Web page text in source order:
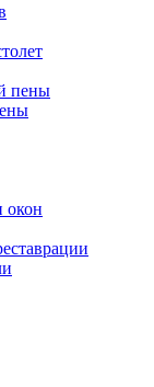
пены
окон